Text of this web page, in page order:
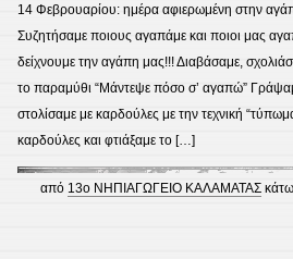
14 Φεβρουαρίου: ημέρα αφιερωμένη στην
Συζητήσαμε ποιους αγαπάμε και ποιοι μας
δείχνουμε την αγάπη μας!!! Διαβάσαμε,
το παραμύθι “Μάντεψε πόσο σ’ αγαπώ”
στολίσαμε με καρδούλες με την τεχνική
καρδούλες και φτιάξαμε το […]
από 13ο ΝΗΠΙΑΓΩΓΕΙΟ ΚΑΛΑΜΑΤΑΣ